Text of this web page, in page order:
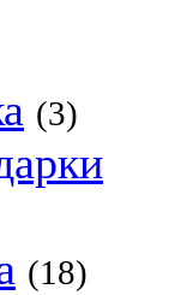
(3)
(18)